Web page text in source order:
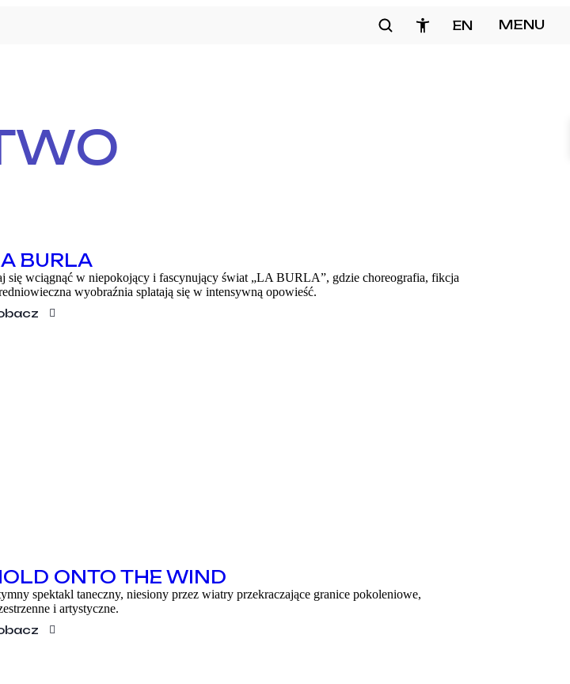
WARSZTATY
O FESTIWALU
EN MENU
BURLA
się wciągnąć w niepokojący i fascynujący świat „LA BURLA”, gdzie choreografia, fikcja
wyobraźnia splatają się w intensywną opowieść.
ONTO THE WIND
spektakl taneczny, niesiony przez wiatry przekraczające granice pokoleniowe,
i artystyczne.